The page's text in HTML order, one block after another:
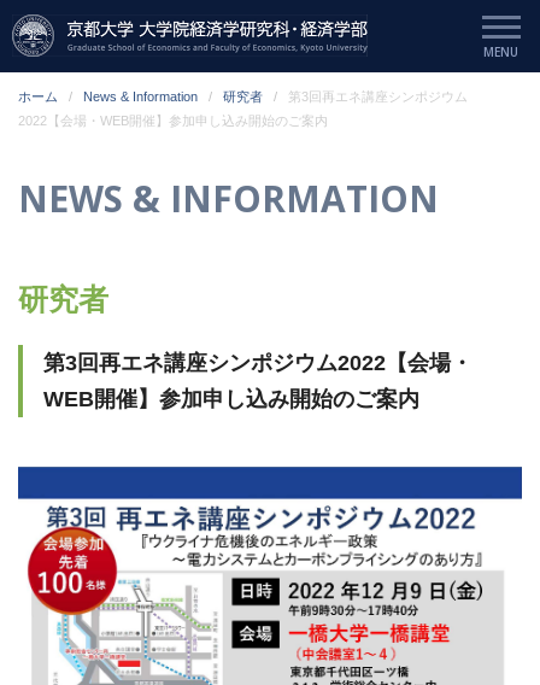
ホーム News & Information 研究者
第3回再エネ講座シンポジウム
2022【会場・WEB開催】参加申し込み開始のご案内
NEWS & INFORMATION
研究者
第3回再エネ講座シンポジウム2022【会場・
WEB開催】参加申し込み開始のご案内